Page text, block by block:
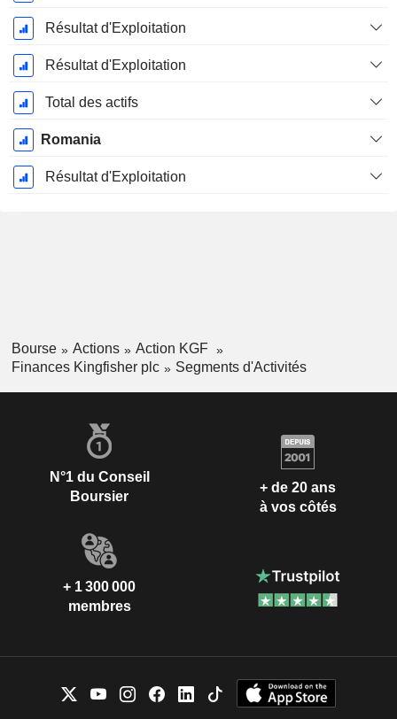
Résultat d'Exploitation
Résultat d'Exploitation
Total des actifs
Romania
Résultat d'Exploitation
Bourse Actions
Action KGF
Finances Kingfisher plc
Segments d'Activités
N°1 du Conseil
Boursier
+ de 20 ans
à vos côtés
+ 1 300 000
membres